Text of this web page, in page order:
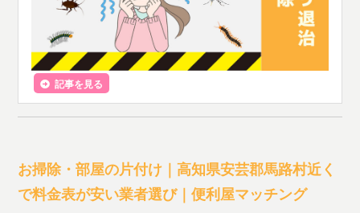
記事を見る
お掃除・部屋の片付け｜高知県安芸郡馬路村近く
で料金表が安い業者選び｜便利屋マッチング